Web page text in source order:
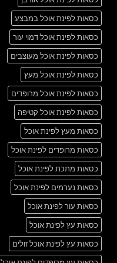
כסאות לפינת אוכל במבצע
כסאות לפינת אוכל דמוי עור
כסאות לפינת אוכל מעוצבים
כסאות לפינת אוכל מעץ
כסאות לפינת אוכל מרופדים
כסאות לפינת אוכל קטיפה
כסאות מעץ לפינת אוכל
כסאות מרופדים לפינת אוכל
כסאות מתכת לפינת אוכל
כסאות נערמים לפינת אוכל
כסאות עור לפינת אוכל
כסאות עץ לפינת אוכל
כסאות עץ לפינת אוכל זולים